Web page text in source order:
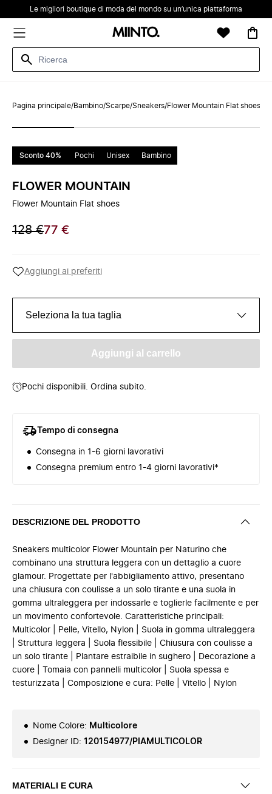
Le migliori boutique di moda del mondo su un’unica piattaforma
Pagina principale/Bambino/Scarpe/Sneakers/Flower Mountain Flat shoes
Sconto 40% Pochi Unisex Bambino
FLOWER MOUNTAIN
Flower Mountain Flat shoes
128 €77 €
Aggiungi ai preferiti
Seleziona la tua taglia
Aggiungi al carrello
Pochi disponibili. Ordina subito.
Tempo di consegna
Consegna in 1-6 giorni lavorativi
Consegna premium entro 1-4 giorni lavorativi*
DESCRIZIONE DEL PRODOTTO
Sneakers multicolor Flower Mountain per Naturino che
combinano una struttura leggera con un dettaglio a cuore
glamour. Progettate per l'abbigliamento attivo, presentano
una chiusura con coulisse a un solo tirante e una suola in
gomma ultraleggera per indossarle e toglierle facilmente e per
un movimento confortevole. Caratteristiche principali:
Multicolor | Pelle, Vitello, Nylon | Suola in gomma ultraleggera
| Struttura leggera | Suola flessibile | Chiusura con coulisse a
un solo tirante | Plantare estraibile in sughero | Decorazione a
cuore | Tomaia con pannelli multicolor | Suola spessa e
testurizzata | Composizione e cura: Pelle | Vitello | Nylon
Nome Colore: Multicolore
Designer ID: 120154977/PIAMULTICOLOR
MATERIALI E CURA